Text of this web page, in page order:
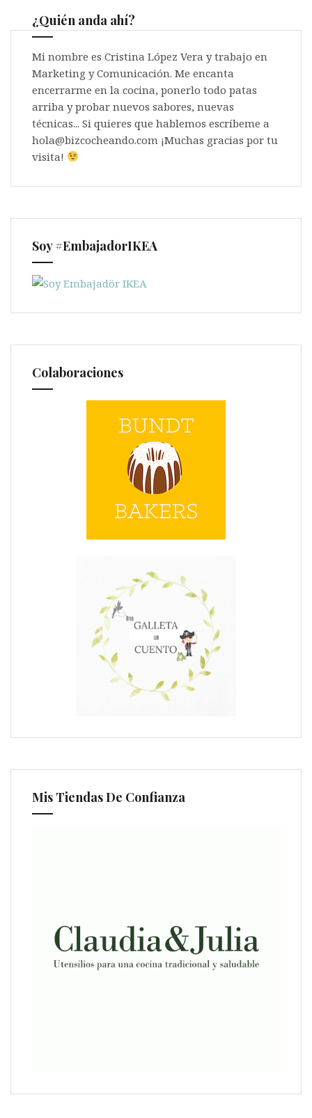
¿Quién anda ahí?
Mi nombre es Cristina López Vera y trabajo en
Marketing y Comunicación. Me encanta
encerrarme en la cocina, ponerlo todo patas
arriba y probar nuevos sabores, nuevas
técnicas... Si quieres que hablemos escríbeme a
hola@bizcocheando.com ¡Muchas gracias por tu
visita!
Soy #EmbajadorIKEA
Colaboraciones
Mis Tiendas De Confianza